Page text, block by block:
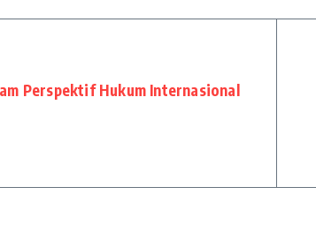
Perspektif Hukum Internasional